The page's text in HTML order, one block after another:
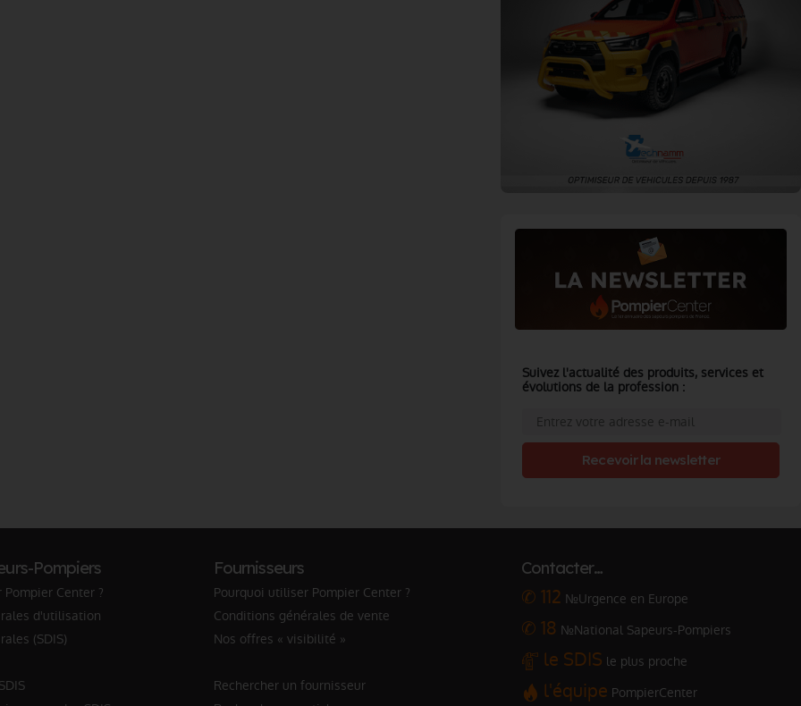
Suivez l'actualité des produits, services et
évolutions de la profession :
Recevoir la newsletter
Pompiers
Center ?
d'utilisation
(SDIS)
Fournisseurs
Pourquoi utiliser Pompier Center ?
Conditions générales de vente
Nos offres « visibilité »
Rechercher un fournisseur
Contacter…
✆ 112 №Urgence en Europe
✆ 18 №National Sapeurs-Pompiers
le SDIS le plus proche
l'équipe PompierCenter